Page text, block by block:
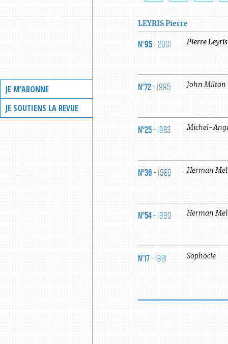
JE M’ABONNE
JE SOUTIENS LA REVUE
LEYRIS Pierre
N°95- 2001 Pierre Leyris
N°72- 1995 John Milton
N°25- 1983 Michel-
N°36- 1986 Herman
N°54- 1990 Herman
N°17- 1981 Sophocle